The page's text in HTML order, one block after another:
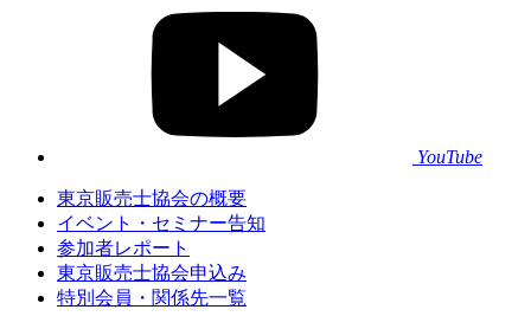
YouTube
東京販売士協会の概要
イベント・セミナー告知
参加者レポート
東京販売士協会申込み
特別会員・関係先一覧